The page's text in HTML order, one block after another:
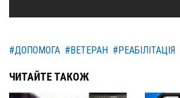
#ДОПОМОГА #ВЕТЕРАН #РЕАБІЛІТАЦІЯ
ЧИТАЙТЕ ТАКОЖ